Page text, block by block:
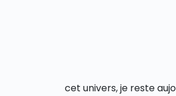
cet univers, je reste